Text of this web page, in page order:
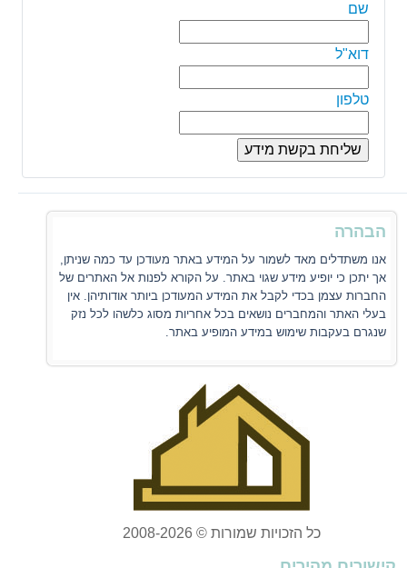
שם
דוא"ל
טלפון
הבהרה
אנו משתדלים מאד לשמור על המידע באתר מעודכן עד כמה שניתן,
אך יתכן כי יופיע מידע שגוי באתר. על הקורא לפנות אל האתרים של
החברות עצמן בכדי לקבל את המידע המעודכן ביותר אודותיהן. אין
בעלי האתר והמחברים נושאים בכל אחריות מסוג כלשהו לכל נזק
שנגרם בעקבות שימוש במידע המופיע באתר.
כל הזכויות שמורות © 2008-2026